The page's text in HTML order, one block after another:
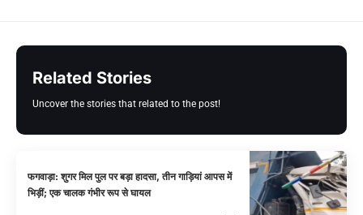
Related Stories
Uncover the stories that related to the post!
फगवाड़ा: शुगर मिल पुल पर बड़ा हादसा, तीन गाड़ियां आपस में
भिड़ीं; एक चालक गंभीर रूप से घायल